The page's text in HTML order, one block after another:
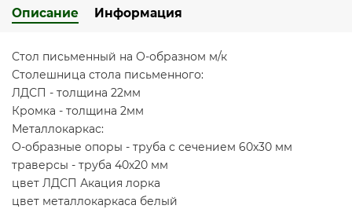
Описание Информация
Стол письменный на О-образном м/к
Столешница стола письменного:
ЛДСП - толщина 22мм
Кромка - толщина 2мм
Металлокаркас:
О-образные опоры - труба с сечением 60х30 мм
траверсы - труба 40х20 мм
цвет ЛДСП Акация лорка
цвет металлокаркаса белый